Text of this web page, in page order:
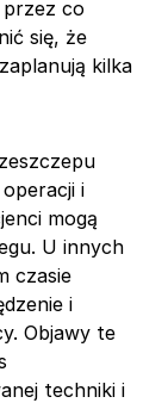
przez co
się, że
kilka
i
mogą
U innych
czasie
i
Objawy te
techniki i